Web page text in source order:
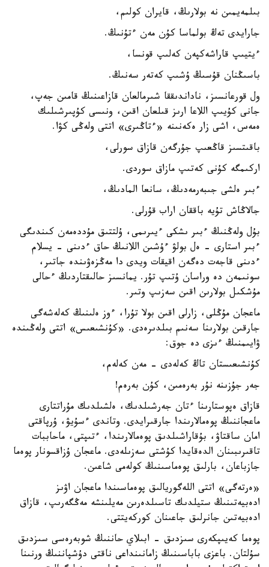
بىلمەيمىن نە بولارىڭ، قايران كولىم،
جارايدى تەڭ بولماسا كۇن مەن ءتۇنىڭ.
ءيتيىپ قاراشەكپەن كەلىپ قونسا،
باسىڭنان قۇسىڭ ۇشىپ كەتەر سەنىڭ.
ول قورعانسىز، ناداندىققا شىرمالعان قازاعىنىڭ قامىن جەپ،
جانى كۇيىپ اللاعا ارىز قىلعان اقىن، ونىسى كۇپىرشىلىك
ەمەس، اشى زار ەكەنىنە «ءتاڭىرى» اتتى ولەڭى كۋا.
باقىتسىز قاڭعىپ جۇرگەن قازاق سورلى،
اركىمگە كۇنى كەتىپ مازاق سوردى.
ءبىر ەلشى جىبەرمەدىڭ، سانعا المادىڭ،
جالاڭاش تۇيە باققان اراب قۇرلى.
بۇل ولەڭنىڭ ءبىر ىشكى ءيىرىمى، ۇلتتىق مۇددەمەن كىندىگى
ءبىر استارى - ەل بولۋ ءۇشىن اللانىڭ حاق ءدىنى - يسلام
ءدىنى قاجەت دەگەن اقيقات ويدى دا مەڭزەۋىندە جاتىر،
سونىمەن دە وراسان ۇتىپ تۇر. يمانسىز حالىقتاردىڭ ءحالى
مۇشكىل بولارىن اقىن سەزىپ وتىر.
ماعجان مۇڭلى، زارلى اقىن بولا تۇرا، ءوز ەلىنىڭ كەلەشەگى
جارقىن بولارىنا سەنىم بىلدىرەدى. «كۇنشىعىس» اتتى ولەڭىندە
ۋايىمنىڭ ءىزى دە جوق:
كۇنشىعىستان تاڭ كەلەدى - مەن كەلەم،
جەر جۇزىنە نۇر بەرەمىن، كۇن بەرەم!
قازاق ەپوستارىنا ءتان جەرشىلدىك، ەلشىلدىك مۇراتتارى
ماعجاننىڭ پوەمالارىندا جارقىرايدى. وتاندى ءسۇيۋ، ۇرپاقتى
امان ساقتاۋ، بۇقاراشىلدىق پوەمالارىندا، ءتىپتى، ماحاببات
تاقىرىبىنان الدەقايدا كۇشتى سەزىلەدى. ماعجان ۇزاقسونار پوەما
جازباعان، بارلىق پوەماسىنىڭ كولەمى شاعىن.
«ەرتەگى» اتتى اللەگوريالىق پوەماسىندا ماعجان اۋىز
ادەبيەتىنىڭ ستيلدىك تاسىلدەرىن مەيلىنشە مەڭگەرىپ، قازاق
ادەبيەتىن جانرلىق جاعىنان كوركەيتتى.
پوەما كەيىپكەرى سىزدىق - ابىلاي حاننىڭ شوبەرەسى سىزدىق
سۇلتان. باعزى باباسىنىڭ زامانىنداعى ناقتى دۇشپاننىڭ ورنىنا